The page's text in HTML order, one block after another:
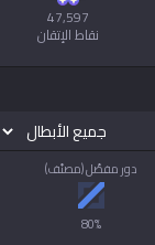
نقاط الإتقان
دور مفضّل (مصنّف)
80%